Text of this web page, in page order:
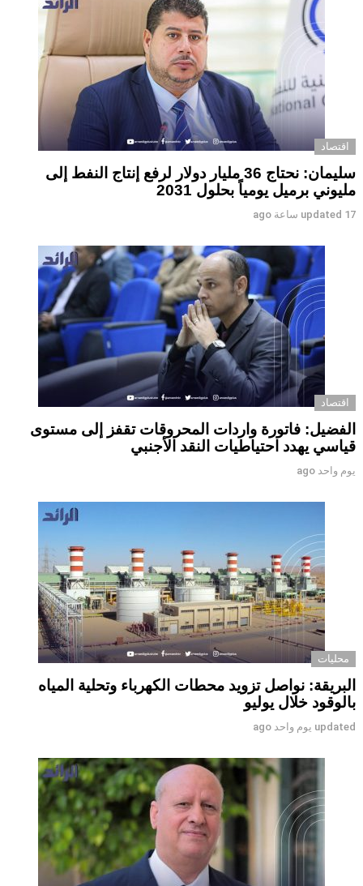
اقتصاد
سليمان: نحتاج 36 مليار دولار لرفع إنتاج النفط إلى
مليوني برميل يومياً بحلول 2031
updated 17 ساعة ago
اقتصاد
الفضيل: فاتورة واردات المحروقات تقفز إلى مستوى
قياسي يهدد احتياطيات النقد الأجنبي
يوم واحد ago
محليات
البريقة: نواصل تزويد محطات الكهرباء وتحلية المياه
بالوقود خلال يوليو
updated يوم واحد ago